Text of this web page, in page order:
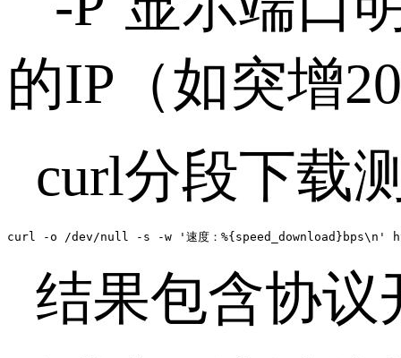
的IP （如突增
curl分段下载
curl -o /dev/null -s -w '速度：
结果包含协议